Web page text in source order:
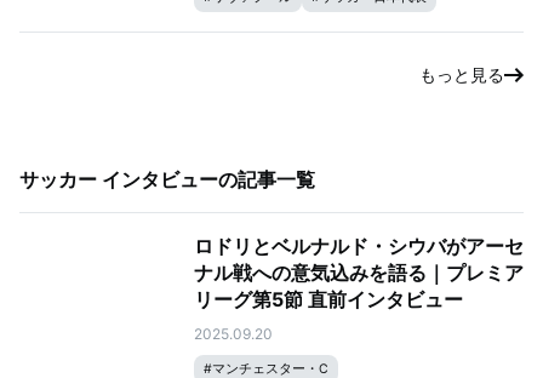
もっと見る
サッカー インタビューの記事一覧
ロドリとベルナルド・シウバがアーセ
ナル戦への意気込みを語る｜プレミア
リーグ第5節 直前インタビュー
2025.09.20
#マンチェスター・C